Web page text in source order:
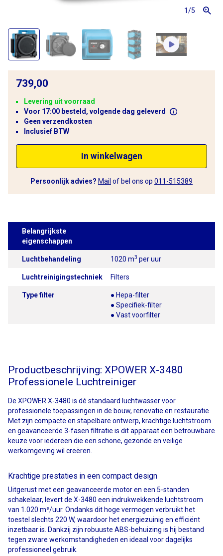
1/5
739,00
Levering uit voorraad
Voor 17:00 besteld, volgende dag geleverd
Geen verzendkosten
Inclusief BTW
In winkelwagen
Persoonlijk advies? Mail of bel ons op 011-515389
Belangrijkste
eigenschappen
Luchtbehandeling 1020 m3 per uur
Luchtreinigingstechniek Filters
Type filter
● Hepa-filter
● Specifiek-filter
● Vast voorfilter
Productbeschrijving: XPOWER X-3480
Professionele Luchtreiniger
De XPOWER X-3480 is dé standaard luchtwasser voor
professionele toepassingen in de bouw, renovatie en restauratie.
Met zijn compacte en stapelbare ontwerp, krachtige luchtstroom
en geavanceerde 3-fasen filtratie is dit apparaat een betrouwbare
keuze voor iedereen die een schone, gezonde en veilige
werkomgeving wil creëren.
Krachtige prestaties in een compact design
Uitgerust met een geavanceerde motor en een 5-standen
schakelaar, levert de X-3480 een indrukwekkende luchtstroom
van 1.020 m³/uur. Ondanks dit hoge vermogen verbruikt het
toestel slechts 220 W, waardoor het energiezuinig en efficiënt
inzetbaar is. Dankzij zijn robuuste ABS-behuizing is hij bestand
tegen zware werkomstandigheden en ideaal voor dagelijks
professioneel gebruik.